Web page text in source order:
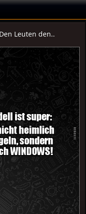
Leuten den..